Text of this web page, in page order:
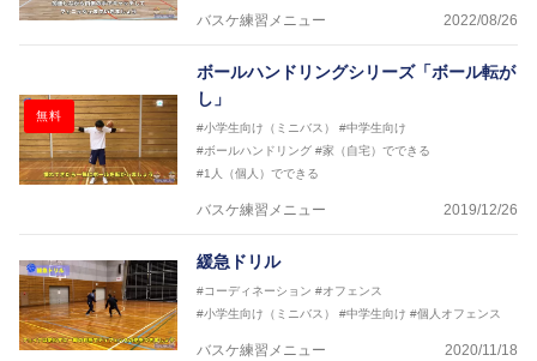
2017年U13ナショナルキャンプヘッドコーチ
リーコーチ
2018年U12ナショナルキャンプヘッドコーチ
2018年U13ナショナルキャンプヘッドコーチ
2018年～2021年男子日本代表サポートコーチ
2021年～女子日本代表アシスタントコーチ
バスケ練習メニュー 2022/08/26
無料
ボールハンドリングシリーズ「ボール転が
し」
#小学生向け（ミニバス）
#中学生向け
#ボールハンドリング #家（自宅）でできる
#1人（個人）でできる
バスケ練習メニュー 2019/12/26
緩急ドリル
#コーディネーション #オフェンス
#小学生向け（ミニバス）
#中学生向け #個人オフェンス
バスケ練習メニュー 2020/11/18